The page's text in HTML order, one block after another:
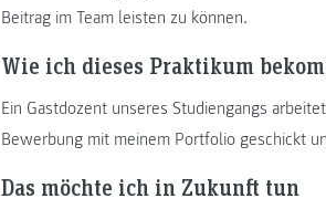
Beitrag im Team leisten zu können.
Wie ich dieses Praktikum
Ein Gastdozent unseres Studiengangs
Bewerbung mit meinem Portfolio geschickt
Das möchte ich in Zukunft tun